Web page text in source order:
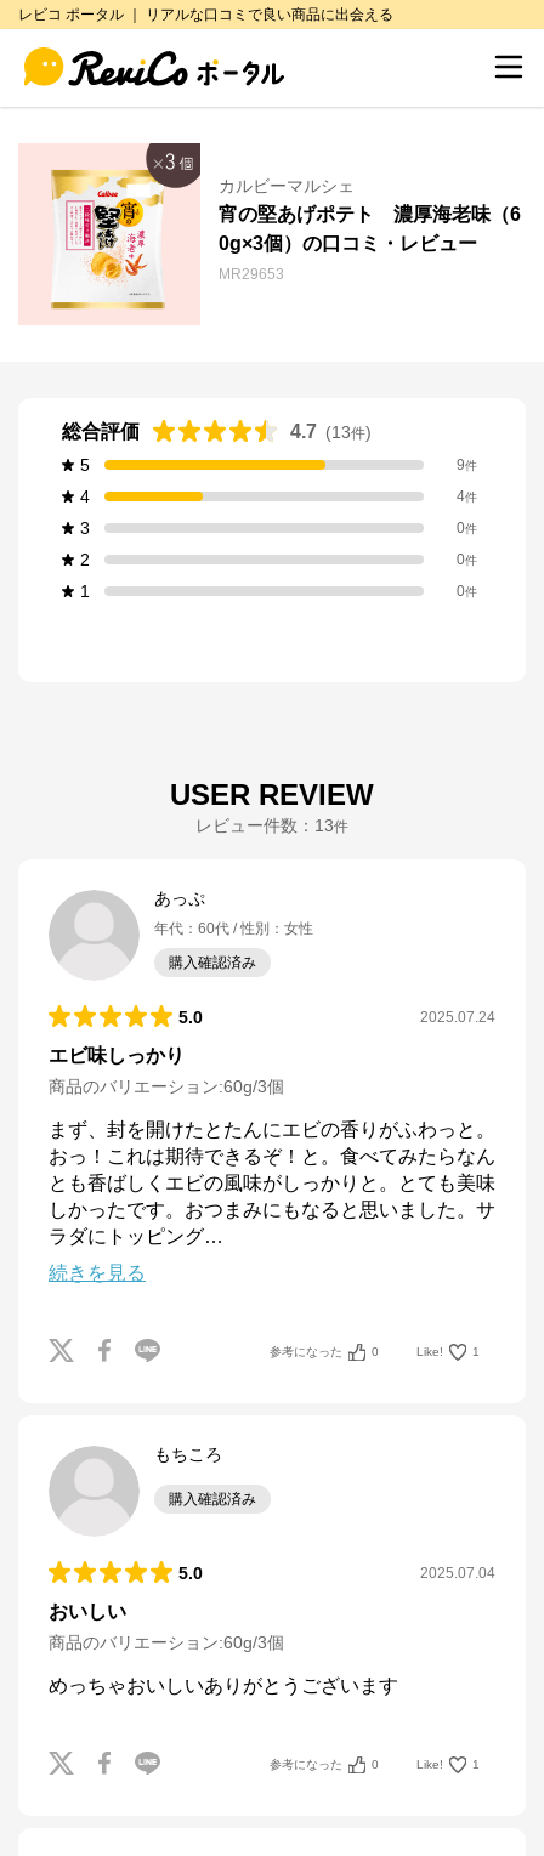
レビコ ポータル ｜ リアルな口コミで良い商品に出会える
カルビーマルシェ
宵の堅あげポテト 濃厚海老味（6
0g×3個）の口コミ・レビュー
MR29653
総合評価 4.7 (13件)
5
9件
4 4件
3 0件
2 0件
1 0件
USER REVIEW
レビュー件数： 13件
あっぷ
年代 ： 60代 性別 ： 女性
購入確認済み
5.0 2025.07.24
エビ味しっかり
商品のバリエーション:60g/3個
まず、封を開けたとたんにエビの香りがふわっと。
おっ！これは期待できるぞ！と。食べてみたらなん
とも香ばしくエビの風味がしっかりと。とても美味
しかったです。おつまみにもなると思いました。サ
ラダにトッピング…
続きを見る
参考になった 0 Like! 1
もちころ
購入確認済み
5.0 2025.07.04
おいしい
商品のバリエーション:60g/3個
めっちゃおいしいありがとうございます
参考になった 0 Like! 1